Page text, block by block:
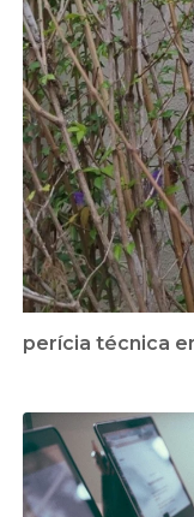
perícia técnica